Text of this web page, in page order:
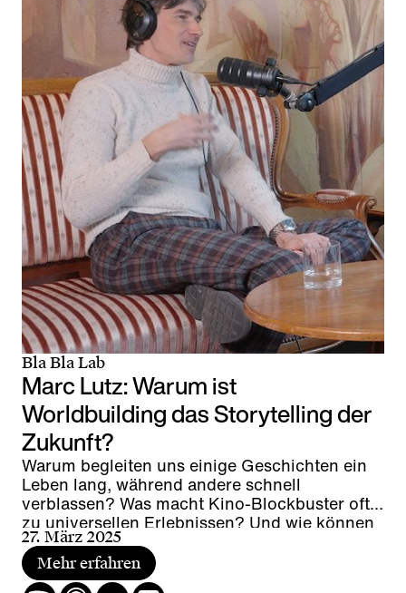
Bla Bla Lab
Marc Lutz: Warum ist
Worldbuilding das Storytelling der
Zukunft?
Warum begleiten uns einige Geschichten ein
Leben lang, während andere schnell
verblassen? Was macht Kino-Blockbuster oft
zu universellen Erlebnissen? Und wie können
Unternehmen Worldbuilding für Experiences,
Employer Branding und Kommunikation
nutzen?
27. März 2025
Mehr erfahren